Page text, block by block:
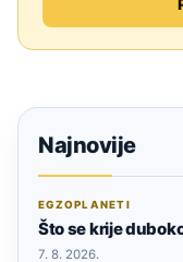
Najnovije
EGZOPLANETI
Što se krije
7. 8. 2026.